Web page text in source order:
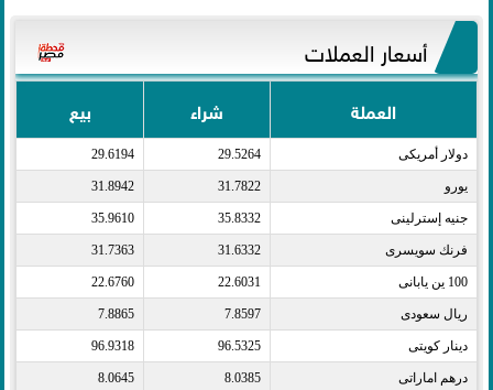
أسعار العملات
العملة شراء بيع
دولار أمريكى​ 29.5264
29.6194
يورو​ 31.7822
31.8942
جنيه إسترلينى​ 35.8332
35.9610
فرنك سويسرى​ 31.6332
31.7363
100 ين يابانى​ 22.6031
22.6760
ريال سعودى​ 7.8597
7.8865
دينار كويتى​ 96.5325
96.9318
درهم اماراتى​ 8.0385
8.0645